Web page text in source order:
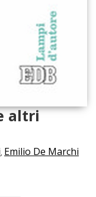
altri
, Emilio De Marchi